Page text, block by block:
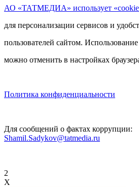
АО «ТАТМЕДИА» использует
для персонализации сервисов и
пользователей сайтом.
можно отменить в настройках
Политика конфиденциальности
Для сообщений о фактах коррупции:
Shamil.Sadykov@tatmedia.ru
2
X